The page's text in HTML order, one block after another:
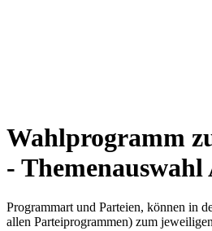
Wahlprogramm
-
Programmart und Parteien, können in
allen Parteiprogrammen) zum